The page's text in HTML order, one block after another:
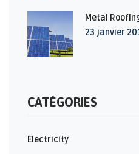
Metal
23 janvier
CATÉGORIES
Electricity